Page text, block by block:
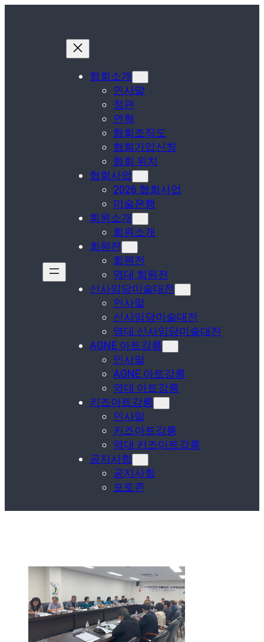
협회소개
인사말
정관
연혁
협회조직도
협회가입신청
협회 위치
협회사업
2026 협회사업
미술은행
회원소개
회원소개
회원전
회원전
역대 회원전
신사임당미술대전
인사말
신사임당미술대전
역대 신사임당미술대전
AGNE 아트강릉
인사말
AGNE 아트강릉
역대 아트강릉
키즈아트강릉
인사말
키즈아트강릉
역대 키즈아트강릉
공지사항
공지사항
포토존